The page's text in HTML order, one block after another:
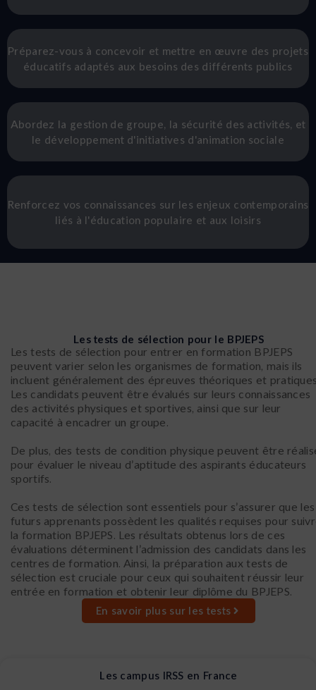
Préparez-vous à concevoir et mettre en œuvre des projets
éducatifs adaptés aux besoins des différents publics
Abordez la gestion de groupe, la sécurité des activités, et
le développement d'initiatives d'animation sociale
Renforcez vos connaissances sur les enjeux contemporains
liés à l'éducation populaire et aux loisirs
Les tests de sélection pour le BPJEPS
Les tests de sélection pour entrer en formation BPJEPS
peuvent varier selon les organismes de formation, mais ils
incluent généralement des épreuves théoriques et
Les candidats peuvent être évalués sur leurs connaissances
des activités physiques et sportives, ainsi que sur leur
capacité à encadrer un groupe.
De plus, des tests de condition physique peuvent être
pour évaluer le niveau d’aptitude des aspirants éducateurs
sportifs.
Ces tests de sélection sont essentiels pour s’assurer que les
futurs apprenants possèdent les qualités requises pour
la formation BPJEPS. Les résultats obtenus lors de ces
évaluations déterminent l’admission des candidats dans les
centres de formation. Ainsi, la préparation aux tests de
sélection est cruciale pour ceux qui souhaitent réussir leur
entrée en formation et obtenir leur diplôme du BPJEPS.
En savoir plus sur les tests
Les campus IRSS en France